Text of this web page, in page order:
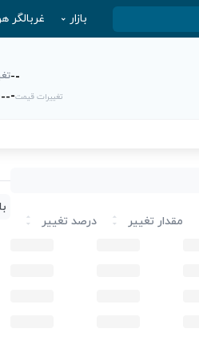
بازار غربالگر
-
-
تغییرات قیمت-
-
-
مقدار تغییر درصد تغییر